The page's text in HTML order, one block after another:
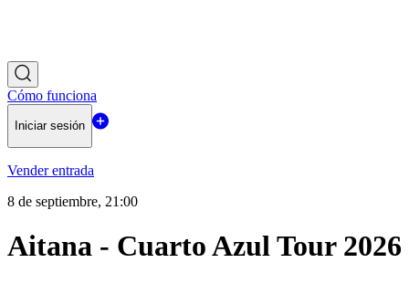
Cómo funciona
Iniciar sesión
Vender entrada
8 de septiembre, 21:00
Aitana - Cuarto Azul Tour 2026